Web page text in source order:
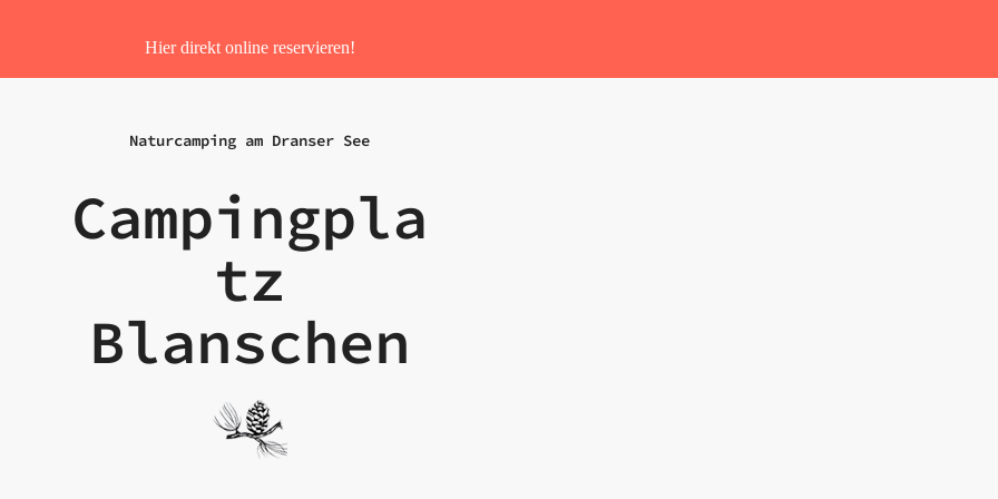
Hier direkt online reservieren!
Naturcamping am Dranser See
Campingpla
tz
Blanschen